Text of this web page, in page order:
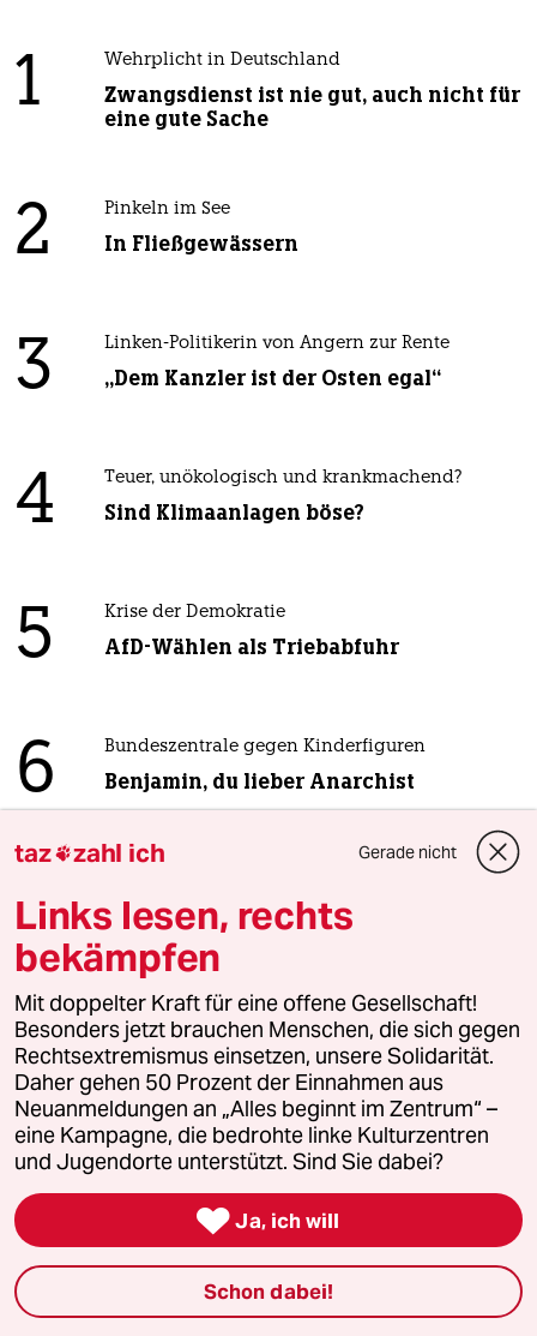
1 Wehrplicht in Deutschland
Zwangsdienst ist nie gut, auch nicht für
eine gute Sache
2 Pinkeln im See
In Fließgewässern
3 Linken-Politikerin von Angern zur Rente
„Dem Kanzler ist der Osten egal“
4 Teuer, unökologisch und krankmachend?
Sind Klimaanlagen böse?
5 Krise der Demokratie
AfD-Wählen als Triebabfuhr
6 Bundeszentrale gegen Kinderfiguren
Benjamin, du lieber Anarchist
taz
Folgen Sie uns
Ressorts
Politik
Öko
Gesellschaft
Kultur
taz zahl ich Gerade nicht
Links lesen, rechts
bekämpfen
Mit doppelter Kraft für eine offene Gesellschaft!
Besonders jetzt brauchen Menschen, die sich gegen
Rechtsextremismus einsetzen, unsere Solidarität.
Daher gehen 50 Prozent der Einnahmen aus
Neuanmeldungen an „Alles beginnt im Zentrum“ –
eine Kampagne, die bedrohte linke Kulturzentren
und Jugendorte unterstützt. Sind Sie dabei?
 Ja, ich will
Schon dabei!